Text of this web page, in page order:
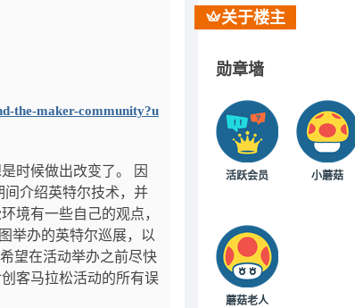
the-maker-community?u
时候做出改变了。 因
间介绍英特尔技术，并
境有一些自己的观点，
举办的英特尔巡展，以
望在活动举办之前尽快
客马拉松活动的所有误
关于楼主
勋章墙
活跃会员 小蘑菇
蘑菇老人